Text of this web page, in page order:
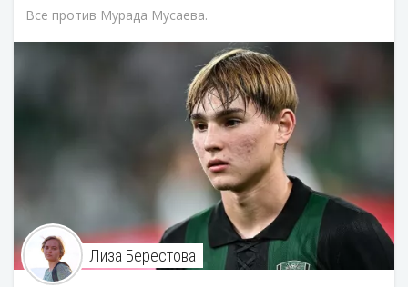
Все против Мурада Мусаева.
Лиза Берестова